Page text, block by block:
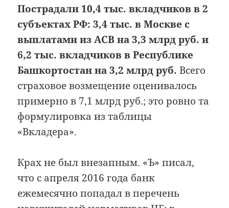
Пострадали 10,4 тыс. вкладчиков в 2
субъектах РФ: 3,4 тыс. в Москве с
выплатами из АСВ на 3,3 млрд руб. и
6,2 тыс. вкладчиков в Республике
Башкортостан на 3,2 млрд руб. Всего
страховое возмещение оценивалось
примерно в 7,1 млрд руб.; это ровно та
формулировка из таблицы
«Вкладера».
Крах не был внезапным. «Ъ» писал,
что с апреля 2016 года банк
ежемесячно попадал в перечень